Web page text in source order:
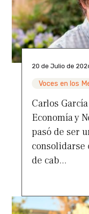
20 de Julio de
Voces en los
Carlos
Economía y
pasó de ser
de cab...